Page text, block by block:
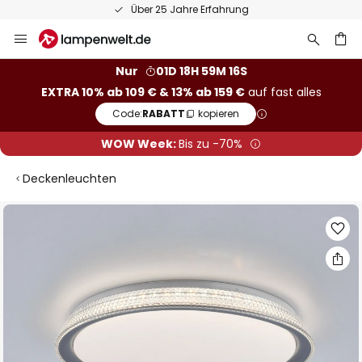
Über 25 Jahre Erfahrung
Inhalt
Nur
01D 18H 59M 15S
EXTRA 10% ab 109 € & 13% ab 159 €auf fast alles
Code:RABATT kopieren
WOW Week:Bis zu -70%
Deckenleuchten
Zum